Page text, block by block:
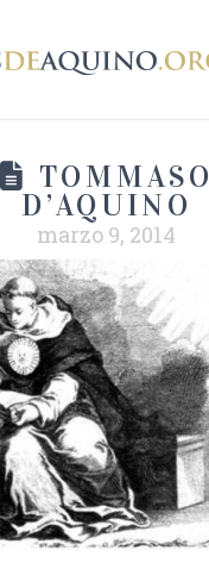
TOMMASO
D’AQUINO
marzo 9, 2014